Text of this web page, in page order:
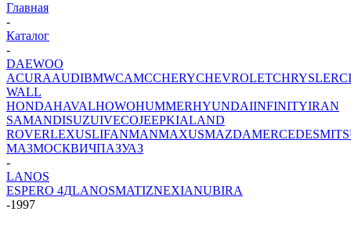
Главная
-
Каталог
-
DAEWOO
ACURAAUDIBMWCAMCCHERYCHEVROLETCHRYSLER
WALL
HONDAHAVALHOWOHUMMERHYUNDAIINFINITYIRAN
SAMANDISUZUIVECOJEEPKIALAND
ROVERLEXUSLIFANMANMAXUSMAZDAMERCEDES
МАЗМОСКВИЧПАЗУАЗ
-
LANOS
ESPERO 4ДLANOSMATIZNEXIANUBIRA
-1997